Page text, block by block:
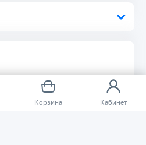
Корзина Кабинет
приобрели у нас.